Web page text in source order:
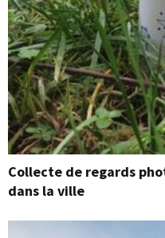
Collecte de regards
dans la ville